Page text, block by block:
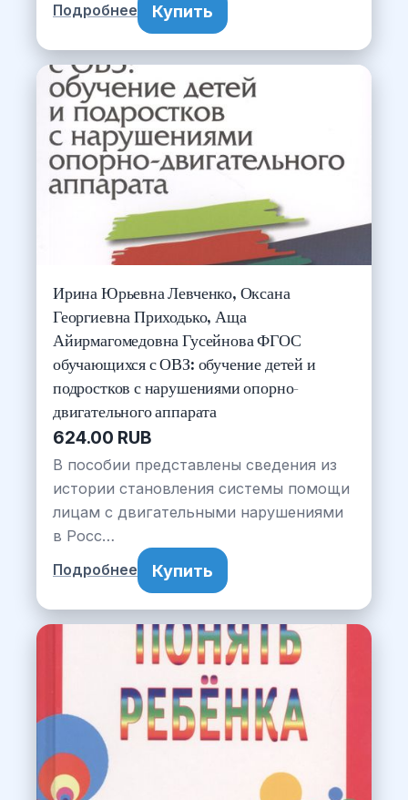
Подробнее Купить
Ирина Юрьевна Левченко, Оксана
Георгиевна Приходько, Аща
Айирмагомедовна Гусейнова ФГОС
обучающихся с ОВЗ: обучение детей и
подростков с нарушениями опорно-
двигательного аппарата
624.00 RUB
В пособии представлены сведения из
истории становления системы помощи
лицам с двигательными нарушениями
в Росс…
Подробнее Купить